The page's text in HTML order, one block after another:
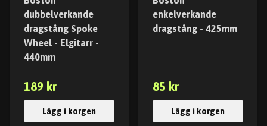
dubbelverkande
dragstång Spoke
Wheel - Elgitarr -
440mm
189 kr
Lägg i korgen
enkelverkande
dragstång - 425mm
85 kr
Lägg i korgen